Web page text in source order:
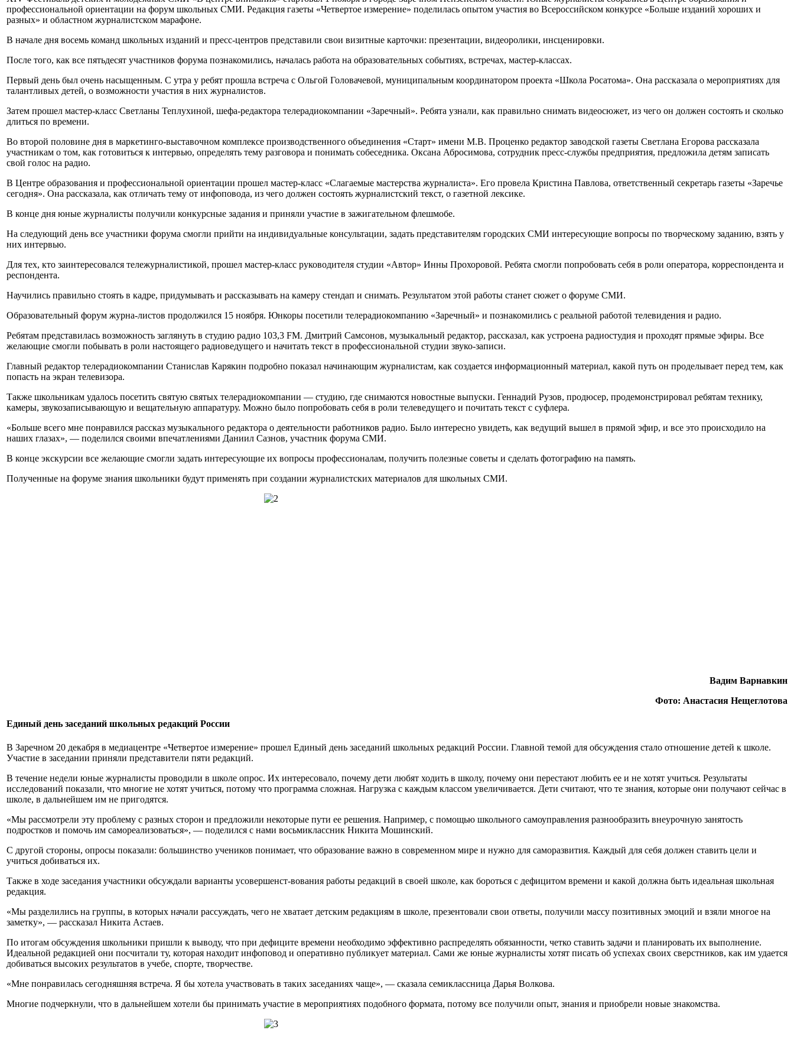
профессиональной ориентации на форум школьных СМИ. Редакция газеты «Четвертое измерение» поделилась опытом участия во Всероссийском конкурсе «Больше изданий хороших и
разных» и областном журналистском марафоне.
В начале дня восемь команд школьных изданий и пресс-центров представили свои визитные карточки: презентации, видеоролики, инсценировки.
После того, как все пятьдесят участников форума познакомились, началась работа на образовательных событиях, встречах, мастер-классах.
Первый день был очень насыщенным. С утра у ребят прошла встреча с Ольгой Головачевой, муниципальным координатором проекта «Школа Росатома». Она рассказала о мероприятиях для
талантливых детей, о возможности участия в них журналистов.
Затем прошел мастер-класс Светланы Теплухиной, шефа-редактора телерадиокомпании «Заречный». Ребята узнали, как правильно снимать видеосюжет, из чего он должен состоять и сколько
длиться по времени.
Во второй половине дня в маркетинго-выставочном комплексе производственного объединения «Старт» имени М.В. Проценко редактор заводской газеты Светлана Егорова рассказала
участникам о том, как готовиться к интервью, определять тему разговора и понимать собеседника. Оксана Абросимова, сотрудник пресс-службы предприятия, предложила детям записать
свой голос на радио.
В Центре образования и профессиональной ориентации прошел мастер-класс «Слагаемые мастерства журналиста». Его провела Кристина Павлова, ответственный секретарь газеты «Заречье
сегодня». Она рассказала, как отличать тему от инфоповода, из чего должен состоять журналистский текст, о газетной лексике.
В конце дня юные журналисты получили конкурсные задания и приняли участие в зажигательном флешмобе.
На следующий день все участники форума смогли прийти на индивидуальные консультации, задать представителям городских СМИ интересующие вопросы по творческому заданию, взять у
них интервью.
Для тех, кто заинтересовался тележурналистикой, прошел мастер-класс руководителя студии «Автор» Инны Прохоровой. Ребята смогли попробовать себя в роли оператора, корреспондента и
респондента.
Научились правильно стоять в кадре, придумывать и рассказывать на камеру стендап и снимать. Результатом этой работы станет сюжет о форуме СМИ.
Образовательный форум журна-листов продолжился 15 ноября. Юнкоры посетили телерадиокомпанию «Заречный» и познакомились с реальной работой телевидения и радио.
Ребятам представилась возможность заглянуть в студию радио 103,3 FM. Дмитрий Самсонов, музыкальный редактор, рассказал, как устроена радиостудия и проходят прямые эфиры. Все
желающие смогли побывать в роли настоящего радиоведущего и начитать текст в профессиональной студии звуко-записи.
Главный редактор телерадиокомпании Станислав Карякин подробно показал начинающим журналистам, как создается информационный материал, какой путь он проделывает перед тем, как
попасть на экран телевизора.
Также школьникам удалось посетить святую святых телерадиокомпании — студию, где снимаются новостные выпуски. Геннадий Рузов, продюсер, продемонстрировал ребятам технику,
камеры, звукозаписывающую и вещательную аппаратуру. Можно было попробовать себя в роли телеведущего и почитать текст с суфлера.
«Больше всего мне понравился рассказ музыкального редактора о деятельности работников радио. Было интересно увидеть, как ведущий вышел в прямой эфир, и все это происходило на
наших глазах», — поделился своими впечатлениями Даниил Сазнов, участник форума СМИ.
В конце экскурсии все желающие смогли задать интересующие их вопросы профессионалам, получить полезные советы и сделать фотографию на память.
Полученные на форуме знания школьники будут применять при создании журналистских материалов для школьных СМИ.
Вадим Варнавкин
Фото: Анастасия Нещеглотова
Единый день заседаний школьных редакций России
В Заречном 20 декабря в медиацентре «Четвертое измерение» прошел Единый день заседаний школьных редакций России. Главной темой для обсуждения стало отношение детей к школе.
Участие в заседании приняли представители пяти редакций.
В течение недели юные журналисты проводили в школе опрос. Их интересовало, почему дети любят ходить в школу, почему они перестают любить ее и не хотят учиться. Результаты
исследований показали, что многие не хотят учиться, потому что программа сложная. Нагрузка с каждым классом увеличивается. Дети считают, что те знания, которые они получают сейчас в
школе, в дальнейшем им не пригодятся.
«Мы рассмотрели эту проблему с разных сторон и предложили некоторые пути ее решения. Например, с помощью школьного самоуправления разнообразить внеурочную занятость
подростков и помочь им самореализоваться», — поделился с нами восьмиклассник Никита Мошинский.
С другой стороны, опросы показали: большинство учеников понимает, что образование важно в современном мире и нужно для саморазвития. Каждый для себя должен ставить цели и
учиться добиваться их.
Также в ходе заседания участники обсуждали варианты усовершенст-вования работы редакций в своей школе, как бороться с дефицитом времени и какой должна быть идеальная школьная
редакция.
«Мы разделились на группы, в которых начали рассуждать, чего не хватает детским редакциям в школе, презентовали свои ответы, получили массу позитивных эмоций и взяли многое на
заметку», — рассказал Никита Астаев.
По итогам обсуждения школьники пришли к выводу, что при дефиците времени необходимо эффективно распределять обязанности, четко ставить задачи и планировать их выполнение.
Идеальной редакцией они посчитали ту, которая находит инфоповод и оперативно публикует материал. Сами же юные журналисты хотят писать об успехах своих сверстников, как им удается
добиваться высоких результатов в учебе, спорте, творчестве.
«Мне понравилась сегодняшняя встреча. Я бы хотела участвовать в таких заседаниях чаще», — сказала семиклассница Дарья Волкова.
Многие подчеркнули, что в дальнейшем хотели бы принимать участие в мероприятиях подобного формата, потому все получили опыт, знания и приобрели новые знакомства.